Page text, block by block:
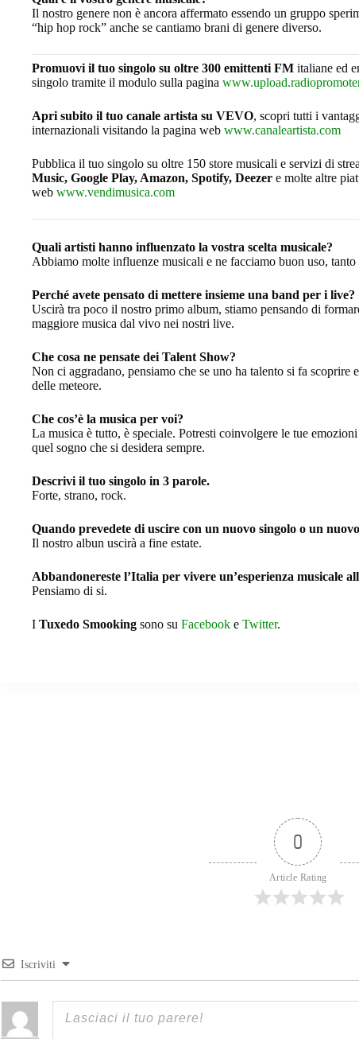
Il nostro genere non è ancora affermato essendo un gruppo
“hip hop rock” anche se cantiamo brani di genere diverso.
Promuovi il tuo singolo su oltre 300 emittenti FM italiane ed
singolo tramite il modulo sulla pagina
Apri subito il tuo canale artista su VEVO, scopri tutti i
internazionali visitando la pagina web www.canaleartista.com
Pubblica il tuo singolo su oltre 150 store musicali e servizi di
Music, Google Play, Amazon, Spotify, Deezer e molte altre
web www.vendimusica.com
Quali artisti hanno influenzato la vostra scelta musicale?
Abbiamo molte influenze musicali e ne facciamo buon uso,
Perché avete pensato di mettere insieme una band per i live?
Uscirà tra poco il nostro primo album, stiamo pensando di
maggiore musica dal vivo nei nostri live.
Che cosa ne pensate dei Talent Show?
Non ci aggradano, pensiamo che se uno ha talento si fa
delle meteore.
Che cos’è la musica per voi?
La musica è tutto, è speciale. Potresti coinvolgere le tue
quel sogno che si desidera sempre.
Descrivi il tuo singolo in 3 parole.
Forte, strano, rock.
Quando prevedete di uscire con un nuovo singolo o un
Il nostro albun uscirà a fine estate.
Abbandonereste l’Italia per vivere un’esperienza musicale
Pensiamo di si.
I Tuxedo Smooking sono su Facebook e Twitter.
0
Article Rating
Iscriviti